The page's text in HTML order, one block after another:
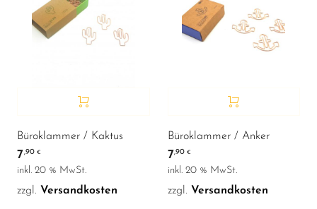
Büroklammer / Kaktus
7,90 €
inkl. 20 % MwSt.
zzgl. Versandkosten
Büroklammer / Anker
7,90€
inkl. 20 % MwSt.
zzgl. Versandkosten